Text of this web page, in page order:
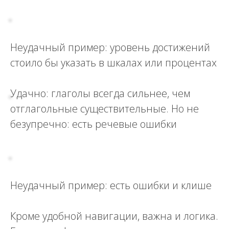
Неудачный пример: уровень достижений
стоило бы указать в шкалах или процентах
Удачно: глаголы всегда сильнее, чем
отглагольные существительные. Но не
безупречно: есть речевые ошибки
Неудачный пример: есть ошибки и клише
Кроме удобной навигации, важна и логика.